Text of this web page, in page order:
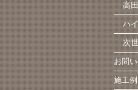
高
ハ
次
お問
施工例